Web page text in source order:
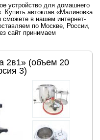
устройство для домашнего
Купить автоклав «Малиновка
сможете в нашем интернет-
по Москве, России,
сайт принимаем
2в1» (объем 20
3)